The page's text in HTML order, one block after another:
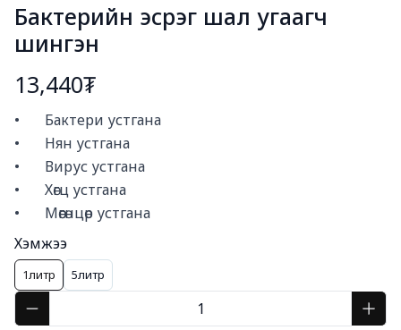
Бактерийн эсрэг шал угаагч
шингэн
13,440₮
•       Бактери устгана
•       Нян устгана
•       Вирус устгана
•       Хөгц устгана
•       Мөөгөнцөр устгана
Хэмжээ
1литр 5литр